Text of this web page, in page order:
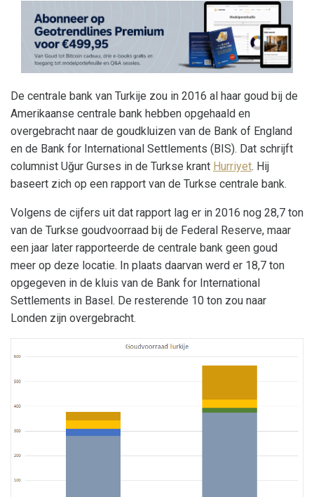
De centrale bank van Turkije zou in 2016 al haar goud bij de
Amerikaanse centrale bank hebben opgehaald en
overgebracht naar de goudkluizen van de Bank of England
en de Bank for International Settlements (BIS). Dat schrijft
columnist Uğur Gurses in de Turkse krant Hurriyet. Hij
baseert zich op een rapport van de Turkse centrale bank.
Volgens de cijfers uit dat rapport lag er in 2016 nog 28,7 ton
van de Turkse goudvoorraad bij de Federal Reserve, maar
een jaar later rapporteerde de centrale bank geen goud
meer op deze locatie. In plaats daarvan werd er 18,7 ton
opgegeven in de kluis van de Bank for International
Settlements in Basel. De resterende 10 ton zou naar
Londen zijn overgebracht.